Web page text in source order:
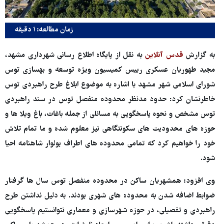
زمان مطالعه: ۱ دقیقه
به گزارش قدس آنلاین به نقل از پایگاه اطلاع رسانی شهرداری مشهد،
مجید طهوریان عسکری رییس کمیسیون ویژه توسعه و بهسازی توس
شورای اسلامی شهر مشهد با اشاره به موضوع ابلاغ طرح راهبردی توس
خاطرنشان کرد: حدود مدنظر محدوده منفصل توس در سند راهبردی
توس مشخص و نحوه پاسخگویی به مسائلی از جمله باغات، باغ ویلا ها و
حوزه های محدودیت های سکونتگاهی نیز معلوم شده و ما تمام تلاش
خود را خواهیم کرد که تمامی محدوده های اطراف بولوار شاهنامه احیا
شود.
وی افزود: همشهریان ساکن در محدوده منفصل توس سال ها گرفتار
ضوابط اضافه شدن به محدوده های شهری بودند. به دلیل نداشتن طرح
راهبردی و تفصیلی، در حوزه شهرسازی و معماری نتوانستیم پاسخگویی